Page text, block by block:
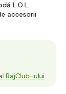
L.O.L.
accesorii
RajClub-ului